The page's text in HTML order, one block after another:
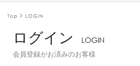
Top LOGIN
ログイン LOGIN
会員登録がお済みのお客様